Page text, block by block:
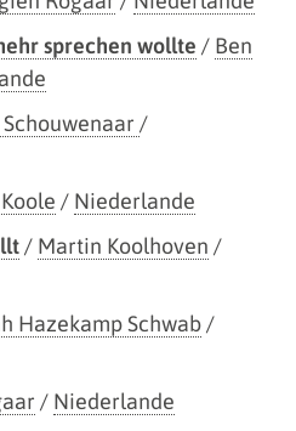
sprechen wollte / Ben
/
/ Niederlande
/ Martin Koolhoven /
Hazekamp Schwab/
/ Niederlande